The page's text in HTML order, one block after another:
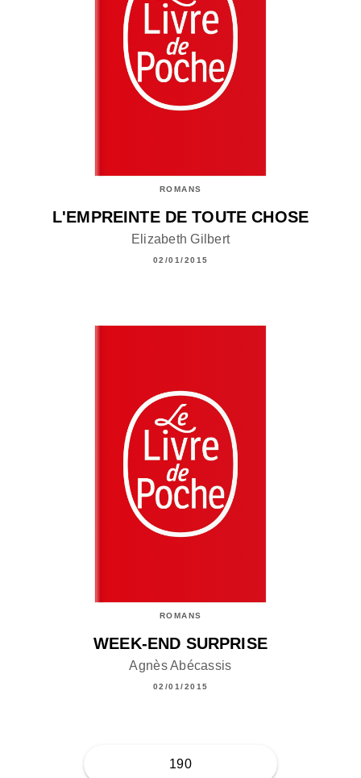
ROMANS
L'EMPREINTE DE TOUTE CHOSE
Elizabeth Gilbert
02/01/2015
ROMANS
WEEK-END SURPRISE
Agnès Abécassis
02/01/2015
190